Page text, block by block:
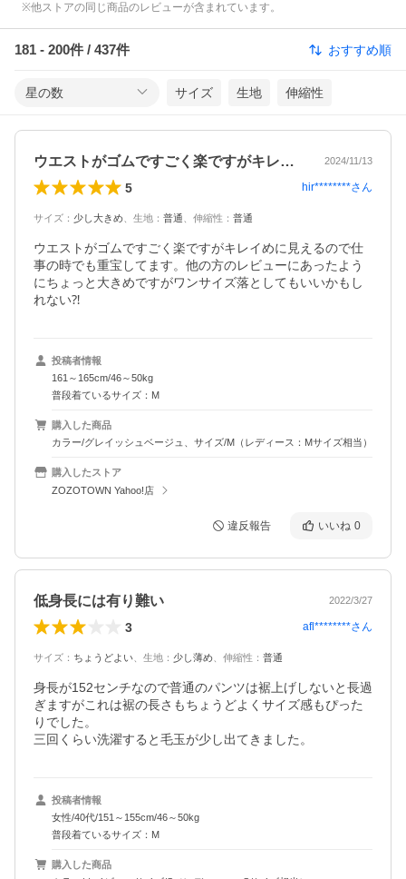
※他ストアの同じ商品のレビューが含まれています。
181 - 200件 / 437件 おすすめ順
星の数 サイズ 生地 伸縮性
ウエストがゴムですごく楽ですがキレイめ… 2024/11/13
5 hir********さん
サイズ ： 少し大きめ 生地 ： 普通 伸縮性 ： 普通
ウエストがゴムですごく楽ですがキレイめに見えるので仕
事の時でも重宝してます。他の方のレビューにあったよう
にちょっと大きめですがワンサイズ落としてもいいかもし
れない⁈
投稿者情報
161～165cm/46～50kg
普段着ているサイズ：M
購入した商品
カラー/グレイッシュベージュ、サイズ/M（レディース：Mサイズ相当）
購入したストア
ZOZOTOWN Yahoo!店
違反報告 いいね 0
低身長には有り難い 2022/3/27
3 afl********さん
サイズ ： ちょうどよい 生地 ： 少し薄め 伸縮性 ： 普通
身長が152センチなので普通のパンツは裾上げしないと長過
ぎますがこれは裾の長さもちょうどよくサイズ感もぴった
りでした。
投稿者情報
女性/40代/151～155cm/46～50kg
普段着ているサイズ：M
購入した商品